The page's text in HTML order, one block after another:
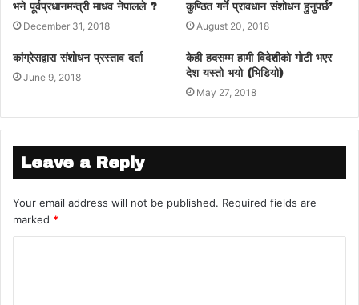
भने पूर्वप्रधानमन्त्री माधव नेपालले ?
December 31, 2018
कुण्ठित गर्ने प्रावधान संशोधन हुनुपर्छ’
August 20, 2018
कांग्रेसद्वारा संशोधन प्रस्ताव दर्ता
June 9, 2018
केही हदसम्म हामी विदेशीको गोटी भएर
देश यस्तो भयो (भिडियो)
May 27, 2018
Leave a Reply
Your email address will not be published. Required fields are
marked *